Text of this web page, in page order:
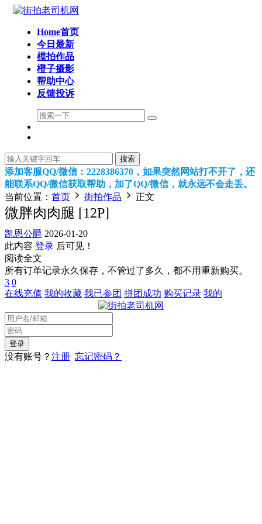
Home首页
今日最新
模拍作品
橙子摄影
帮助中心
反馈投诉
搜索
添加客服QQ/微信：2228386370，如果突然网站打不开了，还
能联系QQ/微信获取帮助，加了QQ/微信，就永远不会走丢。
当前位置： 首页 街拍作品 正文
微胖肉肉腿 [12P]
凯恩公爵 2026-01-20
此内容 登录 后可见！
阅读全文
所有订单记录永久保存，不管过了多久，都不用重新购买。
3 0
在线充值 我的收藏 我已参团 拼团成功 购买记录 我的
没有账号？ 注册 忘记密码？